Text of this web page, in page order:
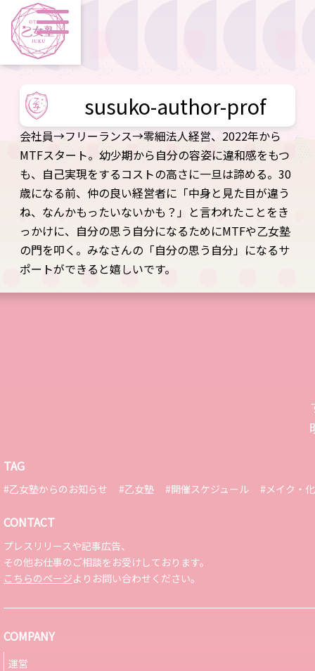
susuko-author-prof
会社員→フリーランス→零細法人経営、2022年から
MTFスタート。幼少期から自分の容姿に違和感をもつ
も、自己実現をするコストの高さに一旦は諦める。30
歳になる前、仲の良い経営者に「中身と見た目が違う
ね、なんかもったいないかも？」と言われたことをき
っかけに、自分の思う自分になるためにMTFや乙女塾
の門を叩く。みなさんの「自分の思う自分」になるサ
ポートができると嬉しいです。
TAG
#乙女塾からのお知らせ #乙女塾 #開催スケジュール #メイク・
CONTACT
プレスリリースや記事広告、
その他お仕事のご相談をお受けしております。
こちらのページよりお問い合わせください。
COMPANY
運営